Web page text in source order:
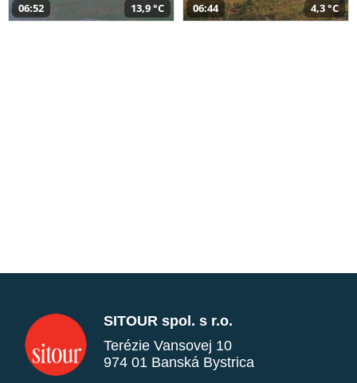
06:52 13,9 °C 06:44 4,3 °C
SITOUR spol. s r.o.
Terézie Vansovej 10
974 01 Banská Bystrica